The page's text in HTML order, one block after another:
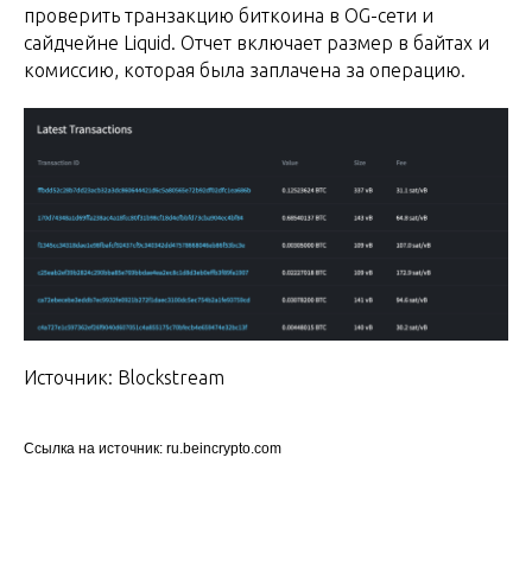
проверить транзакцию биткоина в OG-сети и
сайдчейне Liquid. Отчет включает размер в байтах и
комиссию, которая была заплачена за операцию.
Источник: Blockstream
Ссылка на источник: ru.beincrypto.com